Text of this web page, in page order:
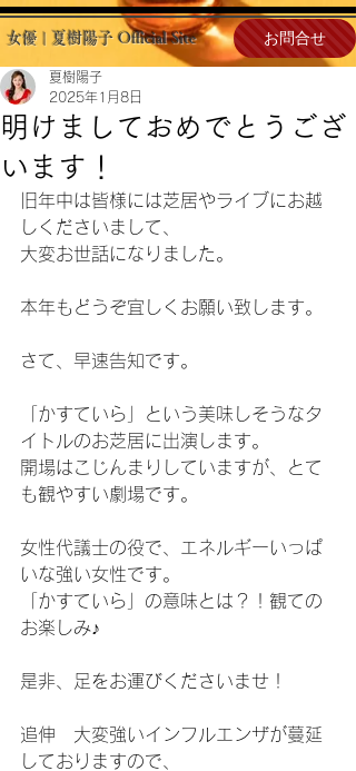
お問合せ
女優 | 夏樹陽子 Official Site
明けましておめでとうござ
います！
夏樹陽子
2025年1月8日
旧年中は皆様には芝居やライブにお越
しくださいまして、
大変お世話になりました。
本年もどうぞ宜しくお願い致します。
さて、早速告知です。
「かすていら」という美味しそうなタ
イトルのお芝居に出演します。
開場はこじんまりしていますが、とて
も観やすい劇場です。
女性代議士の役で、エネルギーいっぱ
いな強い女性です。
「かすていら」の意味とは？！観ての
お楽しみ♪
是非、足をお運びくださいませ！
追伸　大変強いインフルエンザが蔓延
しておりますので、